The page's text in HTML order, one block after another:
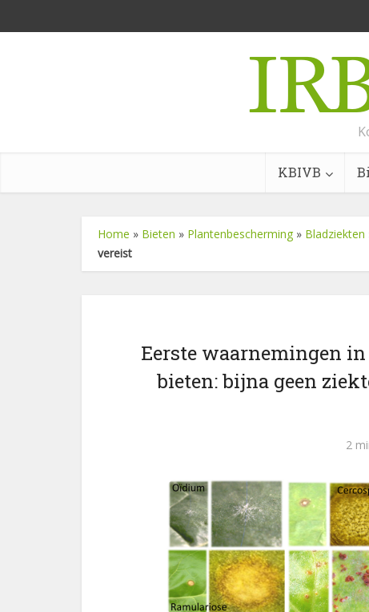
KBIVB
Home » Bieten » Plantenbescherming » Bladziekten
vereist
Eerste waarnemingen
bieten: bijna geen
2